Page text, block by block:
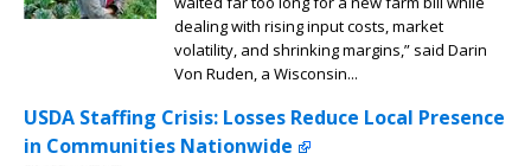
dealing with rising input costs, market
volatility, and shrinking margins,” said Darin
Von Ruden, a Wisconsin...
USDA Staffing Crisis: Losses Reduce Local Presence
in Communities Nationwide